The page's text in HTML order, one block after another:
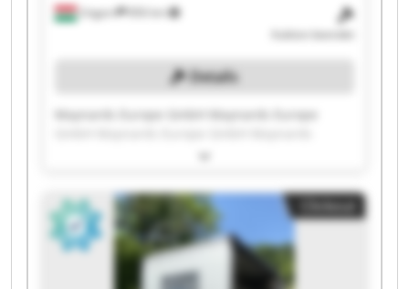
Ungarn
856 km
Auktion beendet
Details
Maynards Europe GmbH Maynards Europe
Europe GmbH Maynards Europe GmbH
GmbH Maynards Europe GmbH Maynards
Europe GmbH Maynards Europe GmbH
Maynards Europe GmbH Maynards Europe
GmbH Maynards Europe GmbH Maynards
Europe GmbH Maynards Europe GmbH